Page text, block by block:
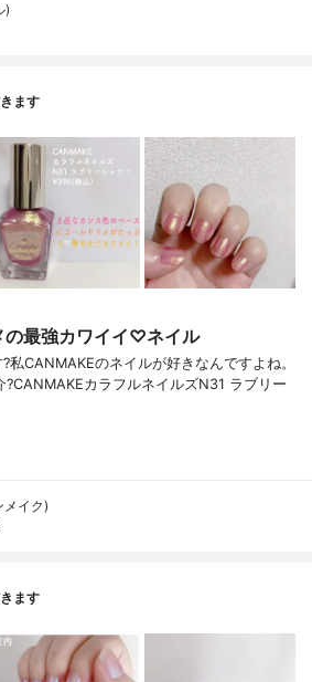
)
ます
の最強カワイイ♡ネイル
CANMAKEのネイルが好きなんですよね。
カラフルネイルズN31 ラブリー
メイク)
ます